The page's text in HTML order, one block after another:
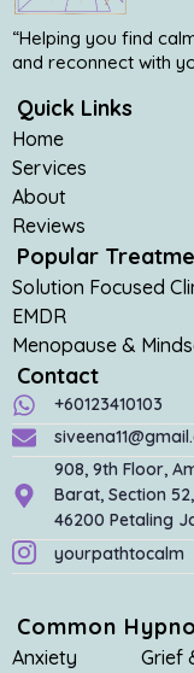
“Helping you find
and reconnect with
Quick Links
Home
Services
About
Reviews
Popular
Solution Focused
EMDR
Menopause &
Contact
+60123410103
908, 9th Floor,
Barat, Section 52,
46200 Petaling
yourpathtocalm
Common
Anxiety Grief